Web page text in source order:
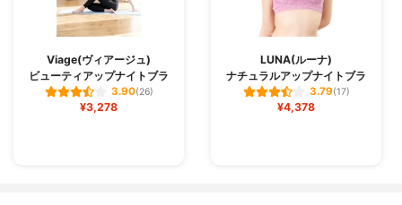
Viage(ヴィアージュ)
ビューティアップナイトブラ
3.90(26)
¥3,278
LUNA(ルーナ)
ナチュラルアップナイトブラ
3.79(17)
¥4,378